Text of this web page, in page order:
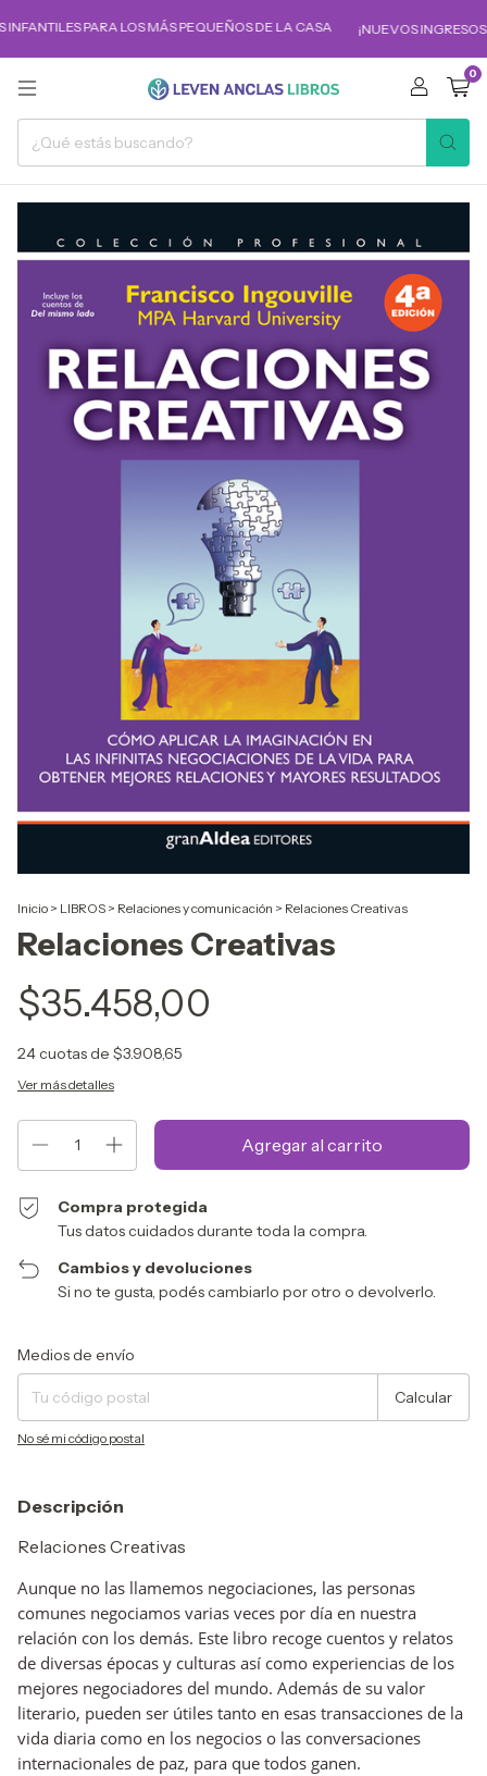
PARA LOS MÁS PEQUEÑOS DE LA CASA ¡NUEVOS INGRESOS!
0
Inicio > LIBROS > Relaciones y comunicación > Relaciones Creativas
Relaciones Creativas
$35.458,00
24cuotas de $3.908,65
Ver más detalles
Compra protegida
Tus datos cuidados durante toda la compra.
Cambios y devoluciones
Si no te gusta, podés cambiarlo por otro o devolverlo.
Entregas para el CP:
Medios de envío
Calcular
No sé mi código postal
Descripción
Relaciones Creativas
Aunque no las llamemos negociaciones, las personas
comunes negociamos varias veces por día en nuestra
relación con los demás. Este libro recoge cuentos y relatos
de diversas épocas y culturas así como experiencias de los
mejores negociadores del mundo. Además de su valor
literario, pueden ser útiles tanto en esas transacciones de la
vida diaria como en los negocios o las conversaciones
internacionales de paz, para que todos ganen.